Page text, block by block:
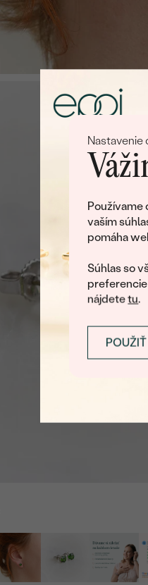
Nastavenie
Používame
vaším
pomáha
Súhlas so
nájdetetu.